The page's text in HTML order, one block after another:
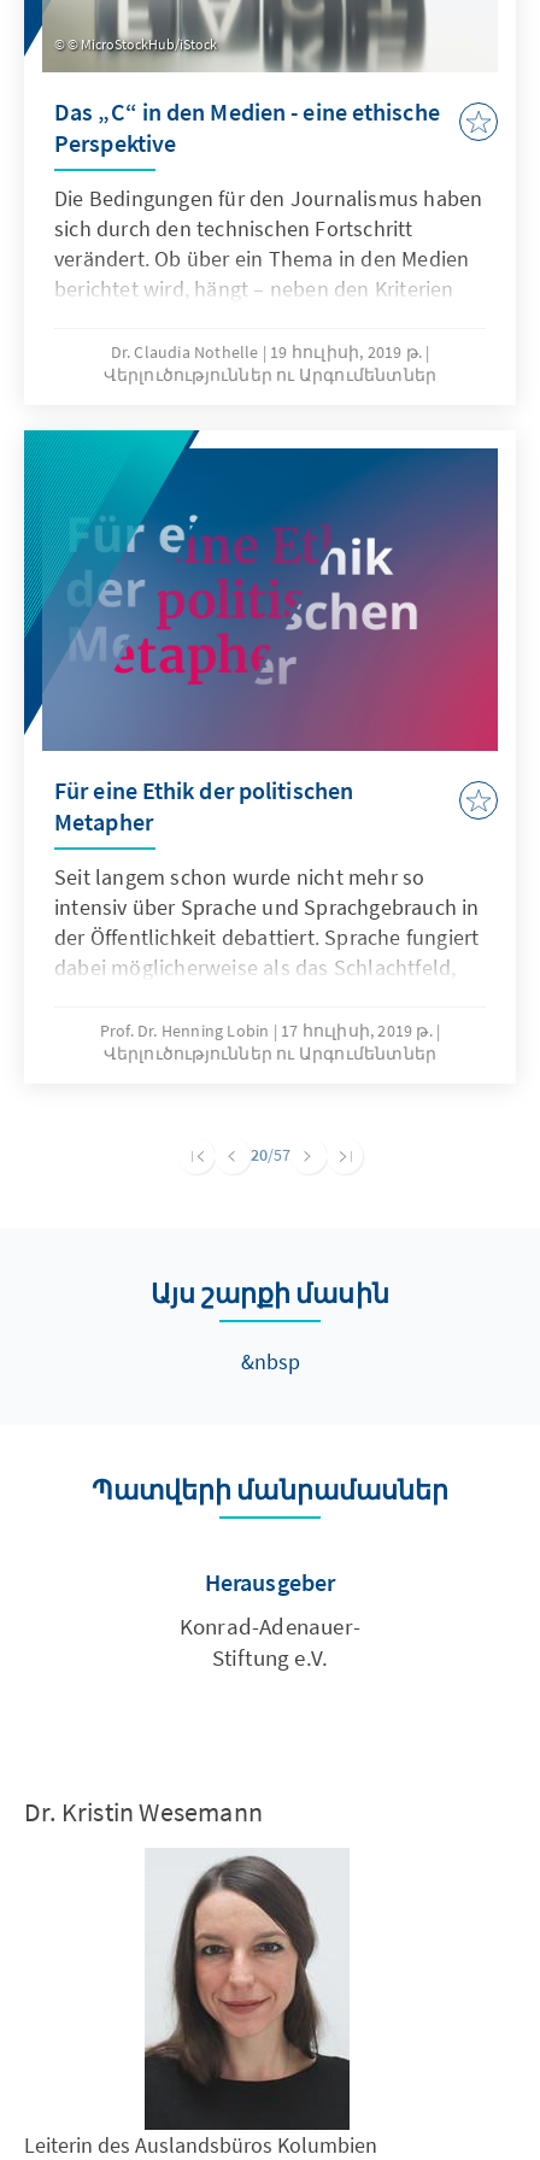
© MicroStockHub/iStock
Das „C“ in den Medien - eine ethische
Perspektive
Die Bedingungen für den Journalismus haben
sich durch den technischen Fortschritt
verändert. Ob über ein Thema in den Medien
berichtet wird, hängt – neben den Kriterien
weiteren entscheidenden Faktoren ab: die
Existenz von Bildern, die Möglichkeit der
Emotionen.
Dr. Claudia Nothelle
19 հուլիսի, 2019 թ.
Վերլուծություններ ու Արգումենտներ
Für eine Ethik der politischen
Metapher
Seit langem schon wurde nicht mehr so
intensiv über Sprache und Sprachgebrauch in
der Öffentlichkeit debattiert. Sprache fungiert
dabei möglicherweise als das Schlachtfeld,
identitätspolitischen Kämpfe ausgetragen
werden. In einer politischen
Prof. Dr. Henning Lobin
17 հուլիսի, 2019 թ.
Վերլուծություններ ու Արգումենտներ
20/57
Այս շարքի մասին
&nbsp
Պատվերի մանրամասներ
Herausgeber
Konrad-Adenauer-
Stiftung e.V.
Dr. Kristin Wesemann
Leiterin des Auslandsbüros Kolumbien